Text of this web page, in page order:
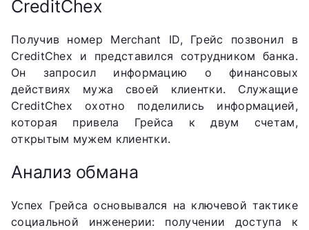
CreditChex
Получив номер Merchant ID, Грейс позвонил в
CreditChex и представился сотрудником банка.
Он запросил информацию о финансовых
действиях мужа своей клиентки. Служащие
CreditChex охотно поделились информацией,
которая привела Грейса к двум счетам,
открытым мужем клиентки.
Анализ обмана
Успех Грейса основывался на ключевой тактике
социальной инженерии: получении доступа к